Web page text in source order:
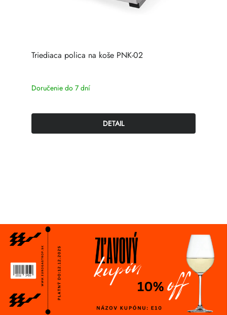
Triediaca polica na koše PNK-02
Doručenie do 7 dní
DETAIL